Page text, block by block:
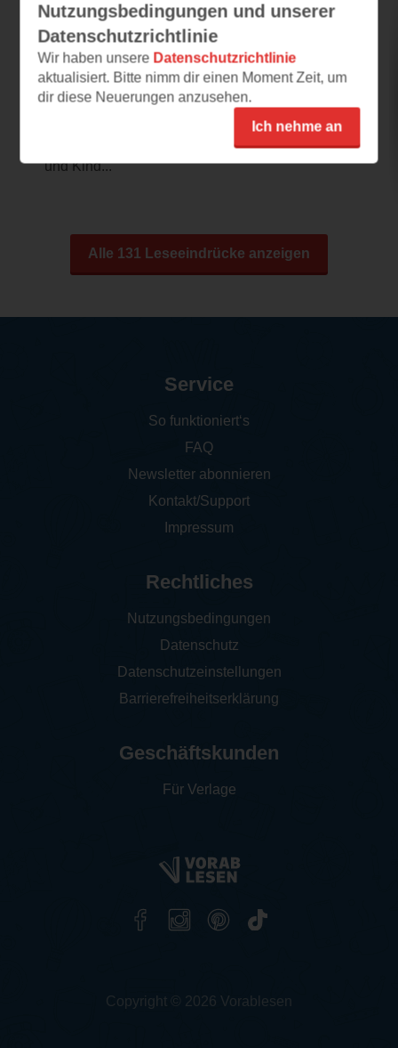
Die fabelhafte Geschichte von Herrn
Leopold, der schweben konnte
24.07.2026 – 21:56
So süß <3
So ein süßes Bilderbuch! Wir lernen Herrn
Leopold in der Leseprobe nur kurz als Baby
und Kind...
Alle 131 Leseeindrücke anzeigen
Nutzungsbedingungen und unserer
Datenschutzrichtlinie
Wir haben unsere Datenschutzrichtlinie
aktualisiert. Bitte nimm dir einen Moment Zeit, um
dir diese Neuerungen anzusehen.
Ich nehme an
Service
So funktioniert‘s
FAQ
Newsletter abonnieren
Kontakt/Support
Impressum
Rechtliches
Nutzungsbedingungen
Datenschutz
Datenschutzeinstellungen
Barrierefreiheitserklärung
Geschäftskunden
Für Verlage
Copyright © 2026 Vorablesen